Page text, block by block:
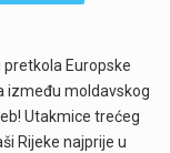
Europske
između moldavskog
Utakmice trećeg
Rijeke najprije u